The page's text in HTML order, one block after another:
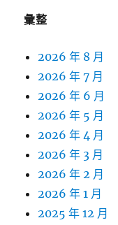
彙整
2026 年 8 月
2026 年 7 月
2026 年 6 月
2026 年 5 月
2026 年 4 月
2026 年 3 月
2026 年 2 月
2026 年 1 月
2025 年 12 月